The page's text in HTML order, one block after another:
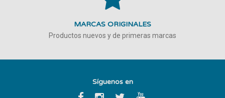
MARCAS ORIGINALES
Productos nuevos y de primeras marcas
Síguenos en